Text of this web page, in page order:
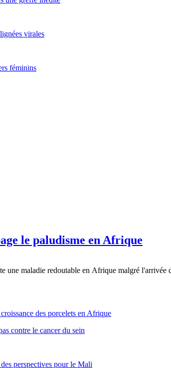
virales
féminins
le paludisme en Afrique
maladie redoutable en Afrique malgré l'arrivée
des porcelets en Afrique
contre le cancer du sein
perspectives pour le Mali